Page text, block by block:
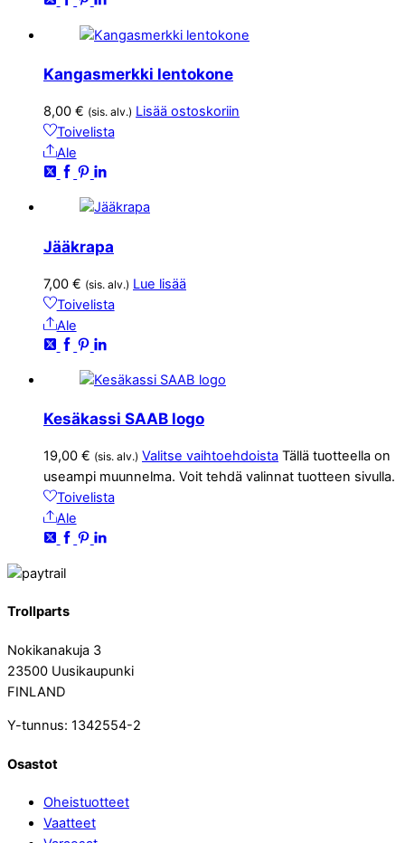
Kangasmerkki lentokone
8,00 € (sis. alv.) Lisää ostoskoriin
Toivelista
Ale
Jääkrapa
7,00 € (sis. alv.) Lue lisää
Toivelista
Ale
Kesäkassi SAAB logo
19,00 € (sis. alv.) Valitse vaihtoehdoista Tällä tuotteella on
useampi muunnelma. Voit tehdä valinnat tuotteen sivulla.
Toivelista
Ale
Trollparts
Nokikanakuja 3
23500 Uusikaupunki
FINLAND
Y-tunnus: 1342554-2
Osastot
Oheistuotteet
Vaatteet